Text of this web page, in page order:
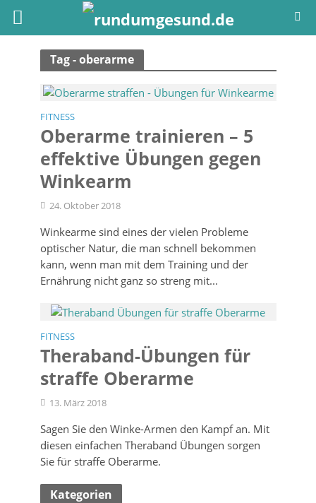
Tag - oberarme
FITNESS
Oberarme trainieren – 5
effektive Übungen gegen
Winkearm
24. Oktober 2018
Winkearme sind eines der vielen Probleme
optischer Natur, die man schnell bekommen
kann, wenn man mit dem Training und der
Ernährung nicht ganz so streng mit...
FITNESS
Theraband-Übungen für
straffe Oberarme
13. März 2018
Sagen Sie den Winke-Armen den Kampf an. Mit
diesen einfachen Theraband Übungen sorgen
Sie für straffe Oberarme.
Kategorien